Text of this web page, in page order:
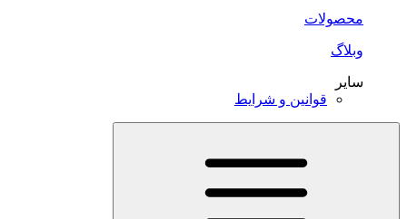
محصولات
وبلاگ
سایر
قوانین و شرایط